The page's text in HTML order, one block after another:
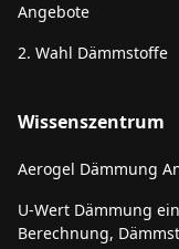
Angebote
2. Wahl Dämmstoffe
Wissenszentrum
Aerogel Dämmung
U-Wert Dämmung
Berechnung,